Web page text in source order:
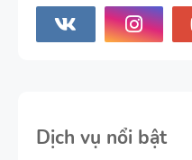
Dịch vụ nổi bật